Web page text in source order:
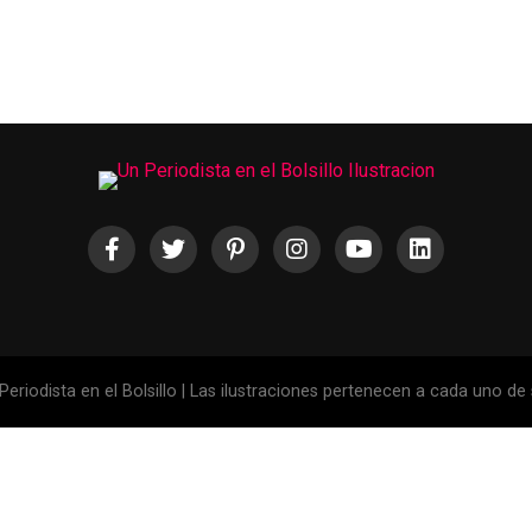
en el Bolsillo | Las ilustraciones pertenecen a cada uno de